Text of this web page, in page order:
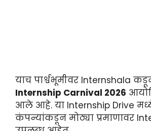
याच पार्श्वभूमीवर Internshala
Internship Carnival 2026
आले आहे. या Internship Drive
कंपन्यांकडून मोठ्या प्रमाणावर